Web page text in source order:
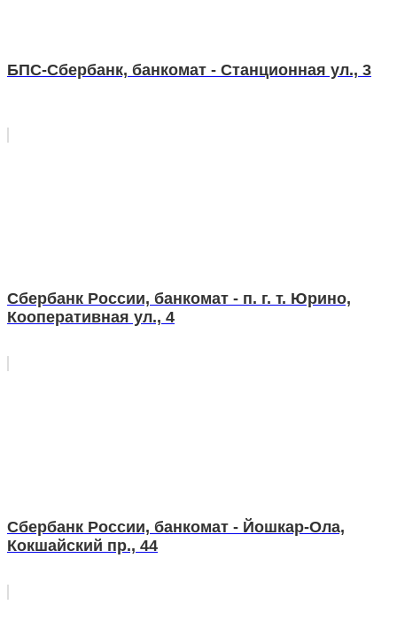
БПС-Сбербанк, банкомат - Станционная ул., 3
Сбербанк России, банкомат - п. г. т. Юрино,
Кооперативная ул., 4
Сбербанк России, банкомат - Йошкар-Ола,
Кокшайский пр., 44